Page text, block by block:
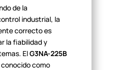
de la
industrial, la
correcto es
la fiabilidad y
ElG3NA-225B
como